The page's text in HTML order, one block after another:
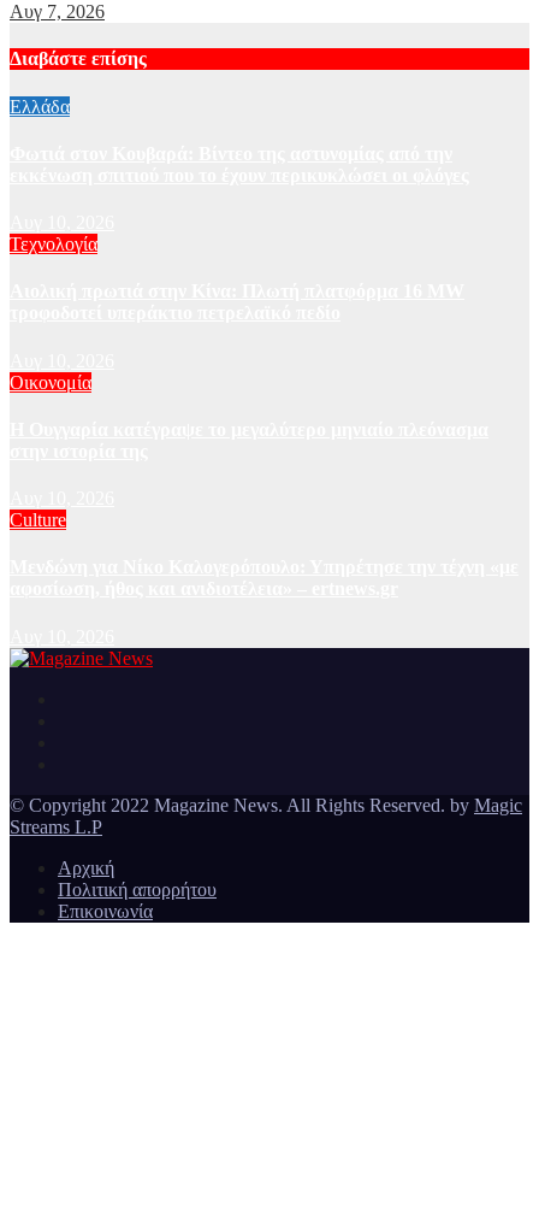
Αυγ 7, 2026
Διαβάστε επίσης
Ελλάδα
Τεχνολογία
Οικονομία
Culture
© Copyright 2022 Magazine News. All Rights Reserved. by Magic
Streams L.P
Αρχική
Πολιτική απορρήτου
Επικοινωνία